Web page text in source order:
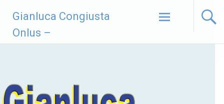
contenuto
Gianluca Congiusta
Onlus –